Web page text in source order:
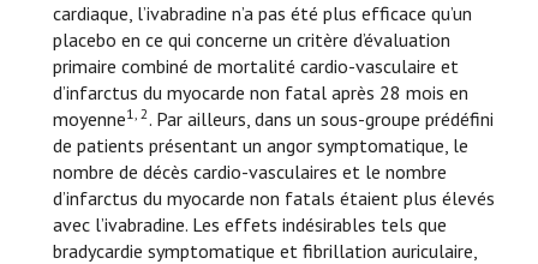
cardiaque, l’ivabradine n’a pas été plus efficace qu’un
placebo en ce qui concerne un critère d’évaluation
primaire combiné de mortalité cardio-vasculaire et
d’infarctus du myocarde non fatal après 28 mois en
moyenne1, 2. Par ailleurs, dans un sous-groupe prédéfini
de patients présentant un angor symptomatique, le
nombre de décès cardio-vasculaires et le nombre
d’infarctus du myocarde non fatals étaient plus élevés
avec l’ivabradine. Les effets indésirables tels que
bradycardie symptomatique et fibrillation auriculaire,